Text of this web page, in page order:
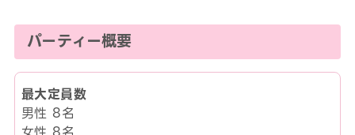
パーティー概要
最大定員数
男性 8名